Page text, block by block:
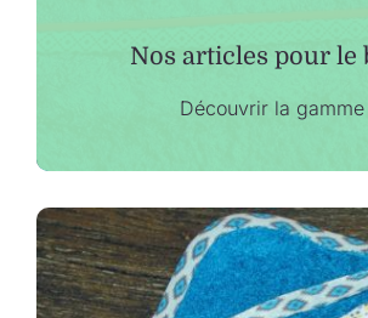
Panier
Nos articles pour le
Découvrir la gamme